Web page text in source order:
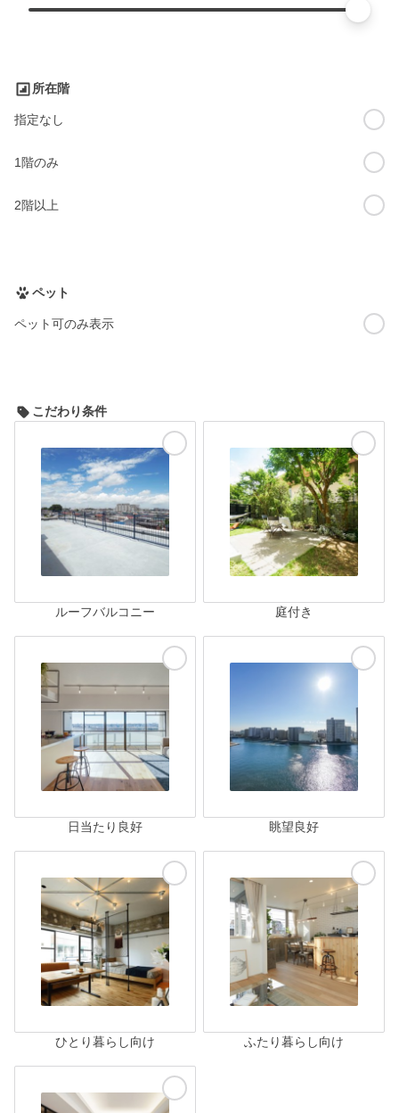
所在階
指定なし
1階のみ
2階以上
ペット
ペット可のみ表示
こだわり条件
ルーフバルコニー 庭付き
日当たり良好 眺望良好
ひとり暮らし向け ふたり暮らし向け